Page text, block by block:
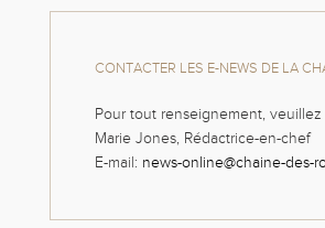
CONTACTER LES E-NEWS DE LA
Pour tout renseignement,
Marie Jones, Rédactrice-en-chef
E-mail: news-online@chaine-des-